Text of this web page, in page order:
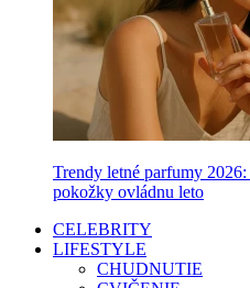
Trendy letné parfumy
pokožky ovládnu leto
CELEBRITY
LIFESTYLE
CHUDNUTIE